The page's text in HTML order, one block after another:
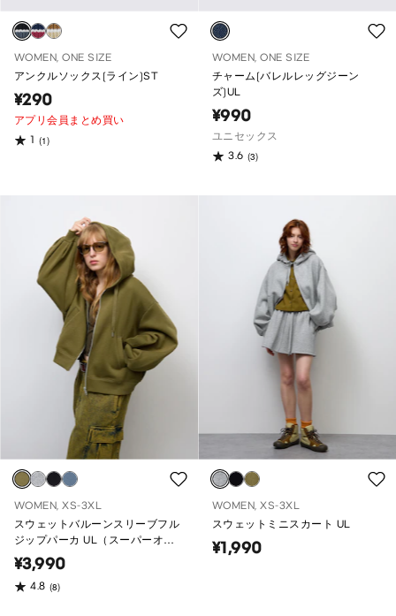
WOMEN, ONE SIZE
アンクルソックス(ライン)ST
¥290
アプリ会員まとめ買い
1 (1)
WOMEN, ONE SIZE
チャーム(バレルレッグジーン
ズ)UL
¥990
ユニセックス
3.6 (3)
WOMEN, XS-3XL
スウェットバルーンスリーブフル
ジップパーカ UL（スーパーオー
バーサイズフィット）
¥3,990
4.8 (8)
WOMEN, XS-3XL
スウェットミニスカート UL
¥1,990